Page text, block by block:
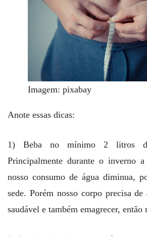
Imagem: pixabay
Anote essas dicas:
1) Beba no mínimo 2 litros
Principalmente durante o inverno
nosso consumo de água diminua,
sede. Porém nosso corpo precisa
saudável e também emagrecer, então